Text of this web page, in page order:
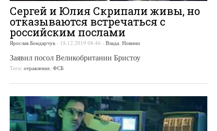
Сергей и Юлия Скрипали живы, но
отказываются встречаться с
российским послами
Ярослав Бондарчук - 18.12.2019 08:46 - Влада Новини
Заявил посол Великобритании Бристоу
Теги: отравление ФСБ